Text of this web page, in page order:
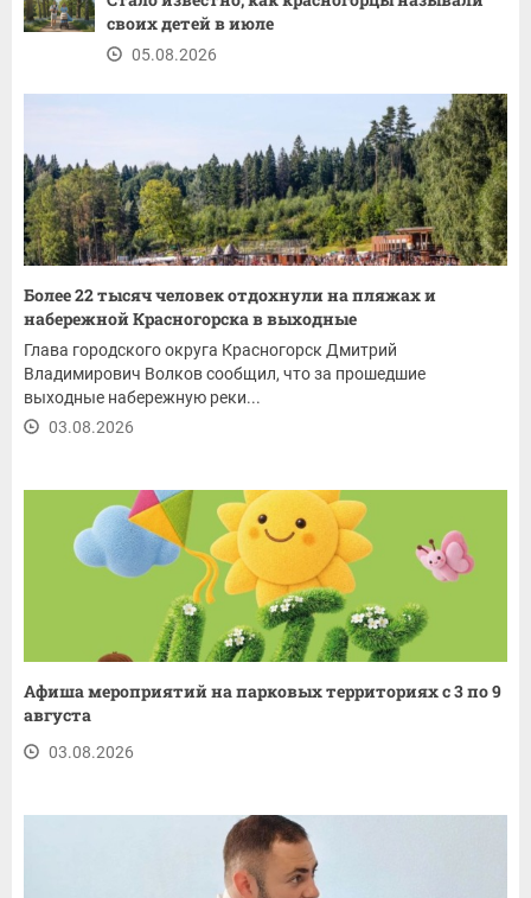
своих детей в июле
05.08.2026
Более 22 тысяч человек отдохнули на пляжах и
набережной Красногорска в выходные
Глава городского округа Красногорск Дмитрий
Владимирович Волков сообщил, что за прошедшие
выходные набережную реки...
03.08.2026
Афиша мероприятий на парковых территориях с 3 по 9
августа
03.08.2026